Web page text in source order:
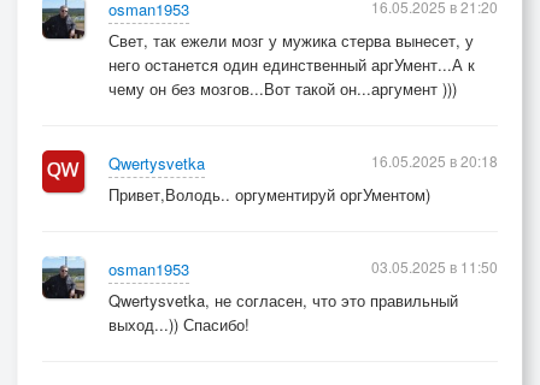
osman1953
Свет, так ежели мозг у мужика стерва вынесет, у
него останется один единственный аргУмент...А к
чему он без мозгов...Вот такой он...аргумент )))
16.05.2025 в 21:20
Qwertysvetka
Привет,Володь.. оргументируй оргУментом)
16.05.2025 в 20:18
osman1953
Qwertysvetka, не согласен, что это правильный
выход...)) Спасибо!
03.05.2025 в 11:50